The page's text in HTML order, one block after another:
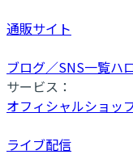
通販サイト
ブログ／SNS一覧ハ
サービス：
オフィシャルショッ
ライブ配信